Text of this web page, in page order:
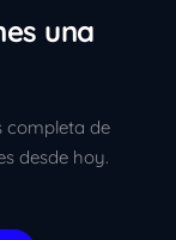
una
completa de
desde hoy.